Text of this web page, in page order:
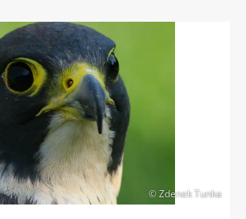
© Zdenek Tunka